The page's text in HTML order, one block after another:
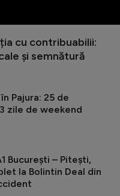
cu contribuabilii:
și semnătură
Pajura: 25 de
zile de weekend
București – Pitești,
la Bolintin Deal din